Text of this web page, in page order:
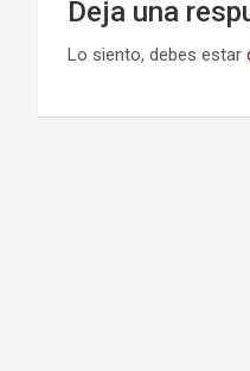
Deja una
Lo siento, debes estar